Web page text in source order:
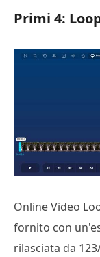
Primi 4:
Online Video
fornito con
rilasciata da